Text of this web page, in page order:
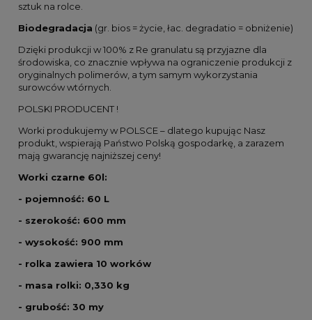
sztuk na rolce.
Biodegradacja (gr. bios = życie, łac. degradatio = obniżenie)
Dzięki produkcji w 100% z Re granulatu są przyjazne dla
środowiska, co znacznie wpływa na ograniczenie produkcji z
oryginalnych polimerów, a tym samym wykorzystania
surowców wtórnych.
POLSKI PRODUCENT !
Worki produkujemy w POLSCE – dlatego kupując Nasz
produkt, wspierają Państwo Polską gospodarkę, a zarazem
mają gwarancję najniższej ceny!
Worki czarne 60l:
- pojemność: 60 L
- szerokość: 600 mm
- wysokość: 900 mm
- rolka zawiera 10 worków
- masa rolki: 0,330 kg
- grubość: 30 my